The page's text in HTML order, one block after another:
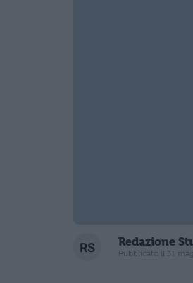
Redazione
Pubblicato il 31